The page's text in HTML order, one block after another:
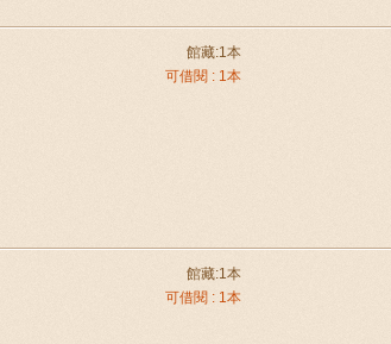
館藏:1本
可借閱 : 1本
館藏:1本
可借閱 : 1本